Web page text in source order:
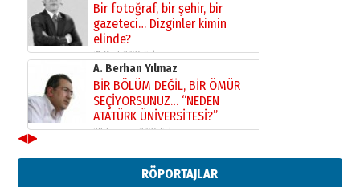
Bir fotoğraf, bir şehir, bir
gazeteci… Dizginler kimin
elinde?
31 Mart 2026 Salı
A. Berhan Yılmaz
BİR BÖLÜM DEĞİL, BİR ÖMÜR
SEÇİYORSUNUZ… “NEDEN
ATATÜRK ÜNİVERSİTESİ?”
28 Temmuz 2026 Salı
Ahmed Yesevi’den bir Alperen…
”Reisimiz” idi… Hakka yürüdü.!
◀▶
RÖPORTAJLAR